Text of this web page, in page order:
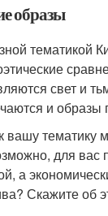
образы
тематикой
свет и
и образы
вашу тематику
для вас
а
Скажите об